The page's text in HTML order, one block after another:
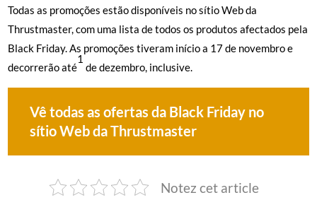
Todas as promoções estão disponíveis no sítio Web da
Thrustmaster, com uma lista de todos os produtos afectados pela
Black Friday. As promoções tiveram início a 17 de novembro e
decorrerão até
1
de dezembro, inclusive.
Vê todas as ofertas da Black Friday no
sítio Web da Thrustmaster
Notez cet article